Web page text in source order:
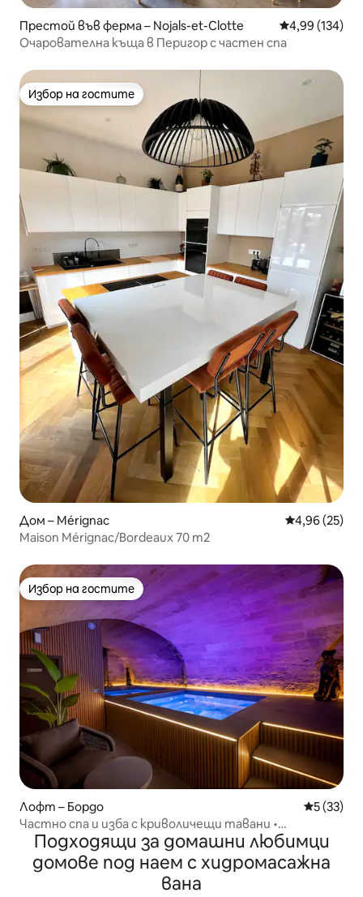
Престой във ферма – Nojals-et-Clotte Средна
4,99 (134)
Очарователна къща в Перигор с частен спа
Избор на гостите
Избор на гостите
Дом – Mérignac Средна
4,96 (25)
Maison Mérignac/Bordeaux 70 m2
Избор на гостите
Избор на гостите
Лофт – Бордо Средна
5 (33)
Частно спа и изба с криволичещи тавани •
Романтичен луксозен апартамент
Подходящи за домашни любимци
домове под наем с хидромасажна
вана